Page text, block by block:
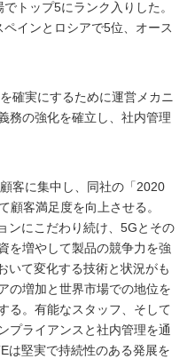
トップ5にランク入りした。
インとロシアで5位、オース
確実にするために運営メカニ
務の強化を確立し、社内管理
客に集中し、同社の「2020
顧客満足度を向上させる。
ンにこだわり続け、5Gとその
を増やして製品の競争力を強
いて変化する技術と状況がも
の増加と世界市場での地位を
る。有能なスタッフ、そして
プライアンスと社内管理を通
は堅実で持続性のある発展を